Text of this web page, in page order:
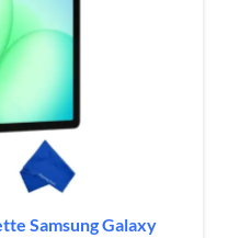
Samsung Galaxy